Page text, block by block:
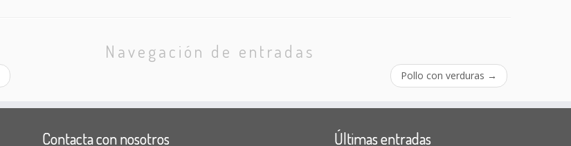
Navegación de entradas
Pollo con verduras →
Contacta con nosotros Últimas entradas